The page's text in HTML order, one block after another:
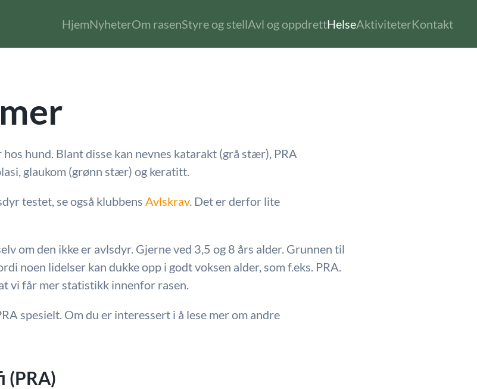
HjemNyheterOm rasenStyre og stellAvl og oppdrettHelseAktiviteterKontakt
hund. Blant disse kan nevnes katarakt (grå stær), PRA
glaukom (grønn stær) og keratitt.
testet, se også klubbens Avlskrav. Det er derfor lite
om den ikke er avlsdyr. Gjerne ved 3,5 og 8 års alder. Grunnen til
noen lidelser kan dukke opp i godt voksen alder, som f.eks. PRA.
vi får mer statistikk innenfor rasen.
spesielt. Om du er interessert i å lese mer om andre
(PRA)